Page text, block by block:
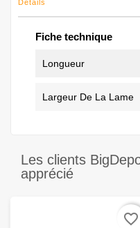
Détails
Fiche technique
Longueur
Largeur De La Lame
Les clients
apprécié
favorite_border